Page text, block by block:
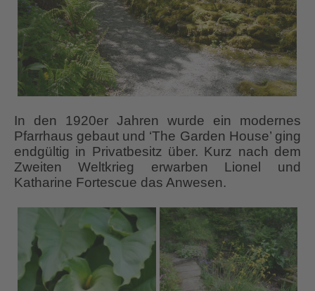
In den 1920er Jahren wurde ein modernes
Pfarrhaus gebaut und ‘The Garden House’ ging
endgültig in Privatbesitz über. Kurz nach dem
Zweiten Weltkrieg erwarben Lionel und
Katharine Fortescue das Anwesen.